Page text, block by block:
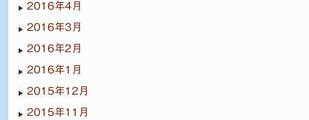
2016年4月
2016年3月
2016年2月
2016年1月
2015年12月
2015年11月